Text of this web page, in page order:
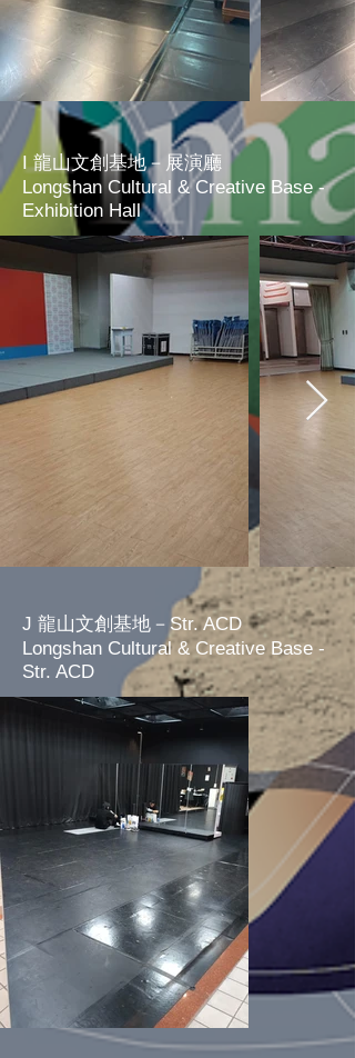
I 龍山文創基地－展演廳
Longshan Cultural & Creative Base -
Exhibition Hall
J 龍山文創基地－Str. ACD
Longshan Cultural & Creative Base -
Str. ACD